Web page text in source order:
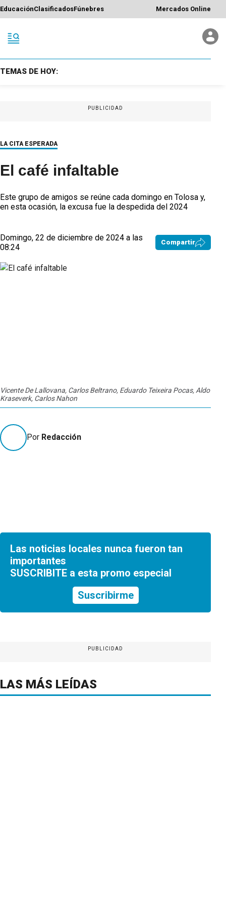
EducaciónClasificadosFúnebres Mercados Online
TEMAS DE HOY:
PUBLICIDAD
LA CITA ESPERADA
El café infaltable
Este grupo de amigos se reúne cada domingo en Tolosa y,
en esta ocasión, la excusa fue la despedida del 2024
Domingo, 22 de diciembre de 2024 a las
08:24
Compartir
Vicente De Lallovana, Carlos Beltrano, Eduardo Teixeira Pocas, Aldo
Kraseverk, Carlos Nahon
Por Redacción
Las noticias locales nunca fueron tan
importantes
SUSCRIBITE a esta promo especial
Suscribirme
PUBLICIDAD
LAS MÁS LEÍDAS